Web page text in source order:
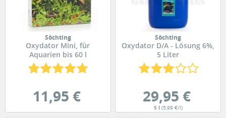
Söchting
Oxydator Mini, für
Aquarien bis 60 l
11,95 €
Söchting
Oxydator D/A - Lösung 6%,
5 Liter
29,95 €
5 l (5,99 €/l)